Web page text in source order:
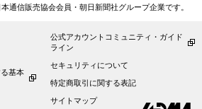
サングラス／
傘／日傘
通信販売協会会員・朝日新聞社グループ企業です。
基本
公式アカウントコミュニティ・ガイド
ライン
セキュリティについて
特定商取引に関する表記
サイトマップ